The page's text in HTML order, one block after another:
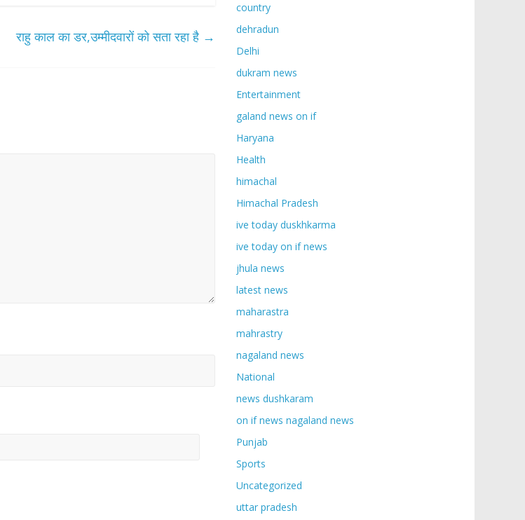
राहु काल का डर,उम्मीदवारों को सता रहा है →
country
dehradun
Delhi
dukram news
Entertainment
galand news on if
Haryana
Health
himachal
Himachal Pradesh
ive today duskhkarma
ive today on if news
jhula news
latest news
maharastra
mahrastry
nagaland news
National
news dushkaram
on if news nagaland news
Punjab
Sports
Uncategorized
uttar pradesh